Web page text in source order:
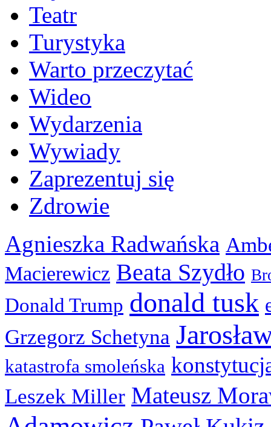
Teatr
Turystyka
Warto przeczytać
Wideo
Wydarzenia
Wywiady
Zaprezentuj się
Zdrowie
Agnieszka Radwańska
Macierewicz Beata Szydło
Donald Trump donald tusk
Grzegorz Schetyna
katastrofa smoleńska
Leszek Miller Mateusz